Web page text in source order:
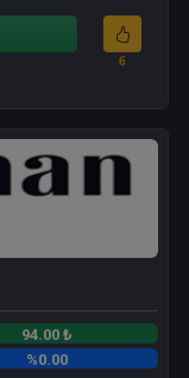
6
94.00 ₺
%0.00